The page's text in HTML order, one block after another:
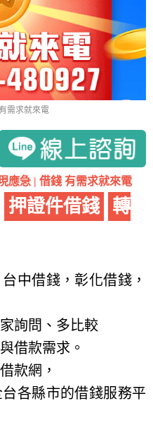
需求就來電
應急 | 借錢 有需求就來電
押證件借錢
轉
中借錢，彰化借錢，
詢問、多比較
借款需求。
款網，
各縣市的借錢服務平